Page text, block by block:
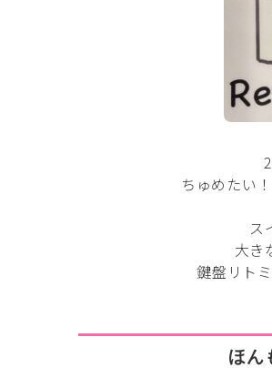
ちゅめたい
ス
大き
鍵盤リト
ほん